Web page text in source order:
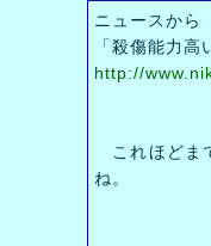
ニュースから
「殺傷能力
http://
これほどま
ね。